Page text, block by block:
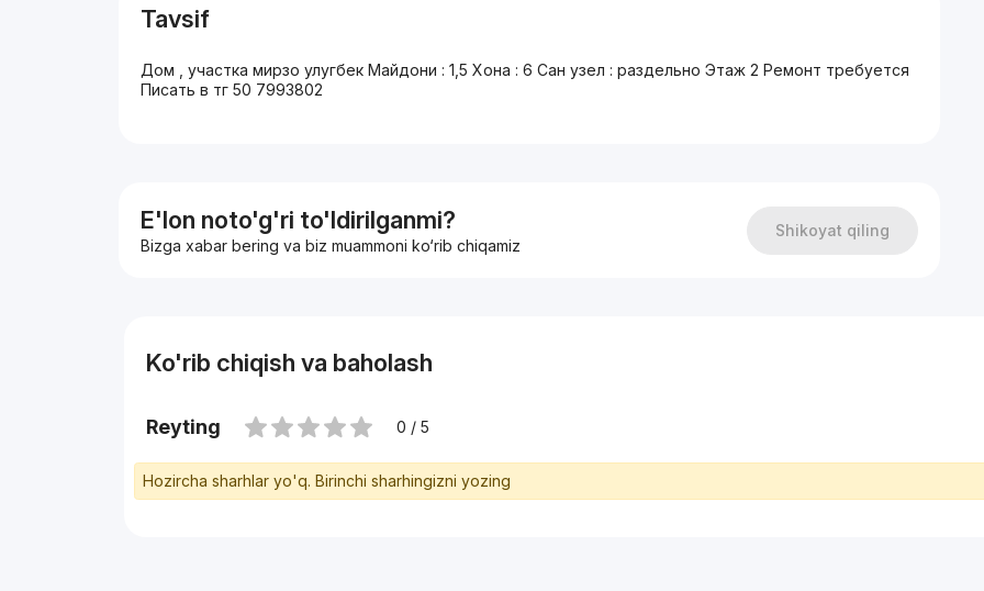
Tavsif
Дом , участка мирзо улугбек Майдони : 1,5 Хона : 6 Сан узел : раздельно Этаж 2 Ремонт требуется
Писать в тг 50 7993802
E'lon noto'g'ri to'ldirilganmi?
Bizga xabar bering va biz muammoni ko‘rib chiqamiz
Shikoyat qiling
Ko'rib chiqish va baholash
Reyting 0 / 5
Hozircha sharhlar yo'q. Birinchi sharhingizni yozing